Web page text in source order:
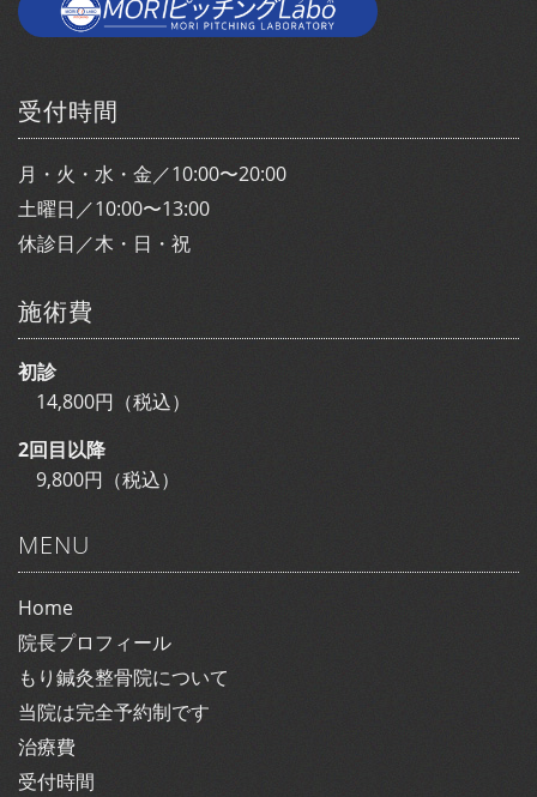
受付時間
月・火・水・金／10:00〜20:00
土曜日／10:00〜13:00
休診日／木・日・祝
施術費
初診
14,800円（税込）
2回目以降
9,800円（税込）
MENU
Home
院長プロフィール
もり鍼灸整骨院について
当院は完全予約制です
治療費
受付時間